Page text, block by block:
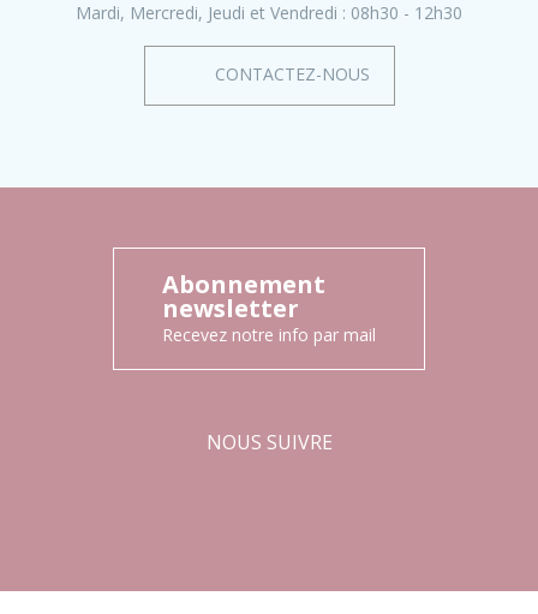
Mardi, Mercredi, Jeudi et Vendredi : 08h30 - 12h30
CONTACTEZ-NOUS
Abonnement
newsletter
Recevez notre info par mail
NOUS SUIVRE